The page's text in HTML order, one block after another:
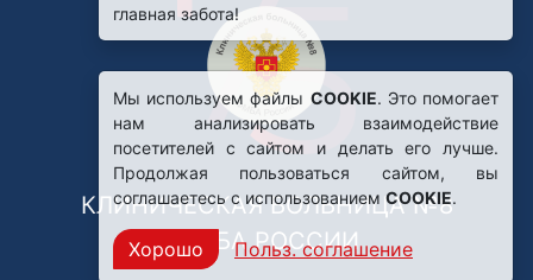
КЛИНИЧЕСКАЯ БОЛЬНИЦА №8
ФМБА РОССИИ
главная забота!
Мы используем файлы COOKIE. Это помогает
нам анализировать взаимодействие
посетителей с сайтом и делать его лучше.
Продолжая пользоваться сайтом, вы
соглашаетесь с использованиемCOOKIE.
Хорошо Польз. соглашение